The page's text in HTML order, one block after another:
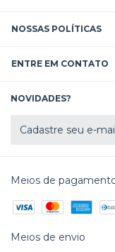
NOSSAS POLÍTICAS
ENTRE EM CONTATO
NOVIDADES?
Meios de
Meios de envio